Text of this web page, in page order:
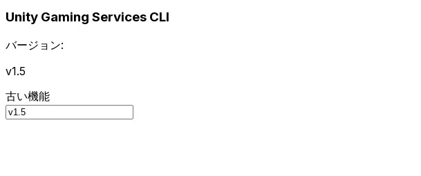
Unity Gaming Services CLI
バージョン:
v1.5
古い機能